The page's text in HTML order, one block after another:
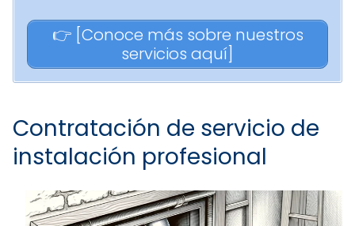
👉 [Conoce más sobre nuestros
servicios aquí]
Contratación de servicio de
instalación profesional